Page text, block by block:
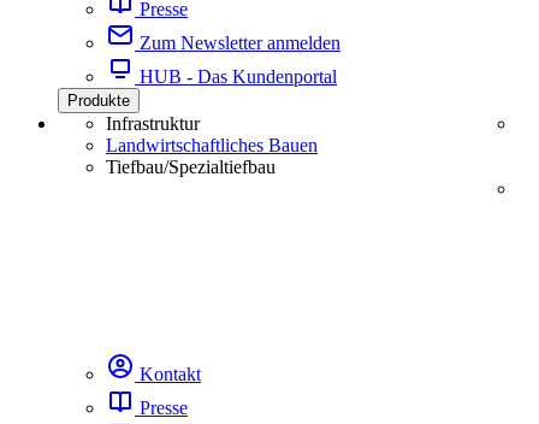
Presse
Zum Newsletter anmelden
HUB - Das Kundenportal
Produkte
Infrastruktur
Landwirtschaftliches Bauen
Tiefbau/Spezialtiefbau
Kontakt
Presse